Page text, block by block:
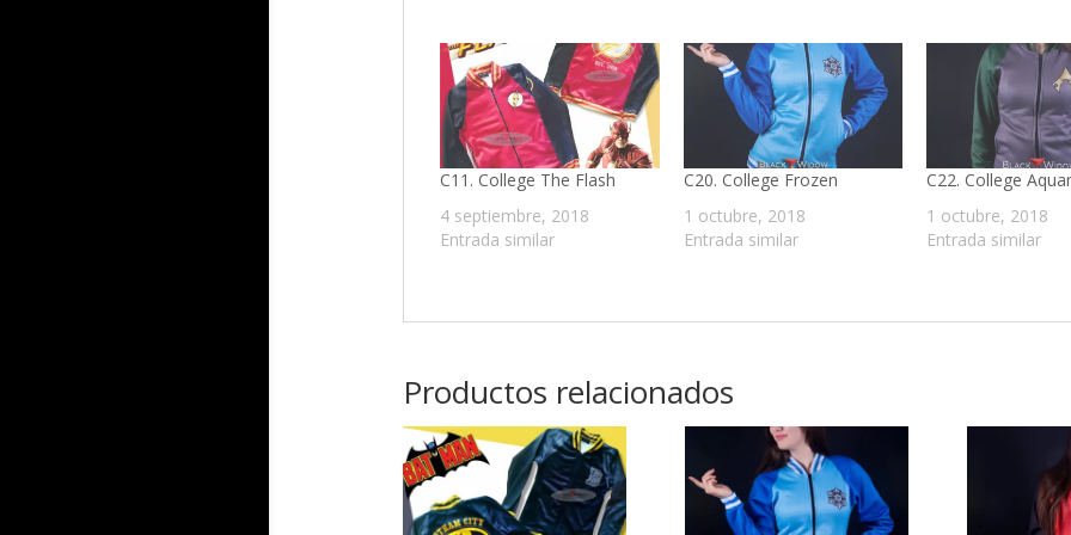
C11. College The Flash
4 septiembre, 2018
Entrada similar
C20. College Frozen
1 octubre, 2018
Entrada similar
C22. College
1 octubre, 2018
Entrada similar
Productos relacionados